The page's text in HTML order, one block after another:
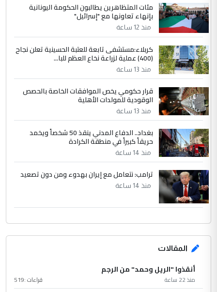
الموضوع :
السعودية توافق على الاستمرار في
إعطاء 100 منحة دراسية للطلبة العراقيين في
جامعاتها سنويا
مئات المتظاهرين يطالبون الحكومة اليونانية
بإنهاء تعاونها مع "إسرائيل"
منذ 12 ساعة
كربلاء:مستشفى تابعة للعتبة الحسينية تعلن نجاح
(400) عملية لزراعة نخاع العظم للبا...
منذ 13 ساعة
قرار حكومي يخص الموافقات الخاصة بالحصص
الوقودية للمولدات الأهلية
منذ 13 ساعة
بغداد.. الدفاع المدني ينقذ 50 شخصاً ويخمد
حريقاً كبيراً في منطقة الكرادة
منذ 14 ساعة
ترامب: نتعامل مع إيران بهدوء ومن دون تصعيد
منذ 14 ساعة
المقالات
أنقذوا "الريل وحمد" من الرجم
منذ 22 ساعة قراءات :519